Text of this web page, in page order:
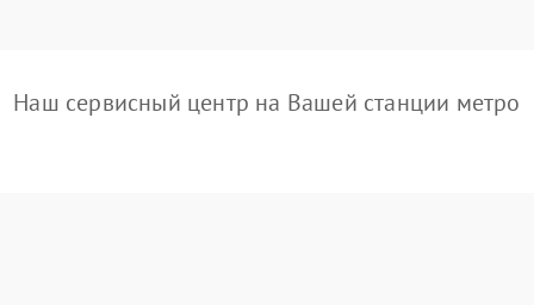
Наш сервисный центр на Вашей станции метро